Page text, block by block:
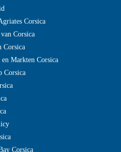
Corsica
Corsica
Corsica
Markten Corsica
Corsica
Corsica